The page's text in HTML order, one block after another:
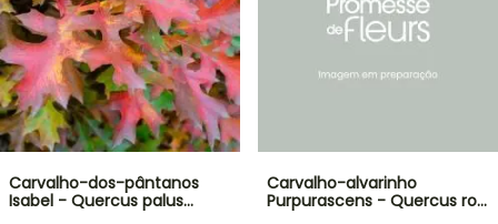
Carvalho-dos-pântanos
Isabel - Quercus palus…
Carvalho-alvarinho
Purpurascens - Quercus ro…